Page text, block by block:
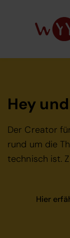
Hey
Der Creator
rund um die
technisch ist.
Hier